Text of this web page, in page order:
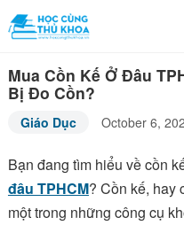
Mua Cồn Kế Ở Đâu
Bị Đo Cồn?
Giáo Dục October 6,
Bạn đang tìm hiểu về cồn
đâu TPHCM? Cồn kế, hay
một trong những công cụ